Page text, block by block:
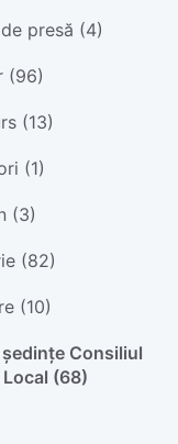
presă (4)
(96)
(13)
(1)
(3)
(82)
(10)
Consiliul
Local (68)